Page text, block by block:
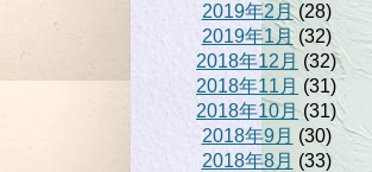
2019年2月(28)
2019年1月(32)
2018年12月 (32)
2018年11月 (31)
2018年10月 (31)
2018年9月 (30)
2018年8月 (33)